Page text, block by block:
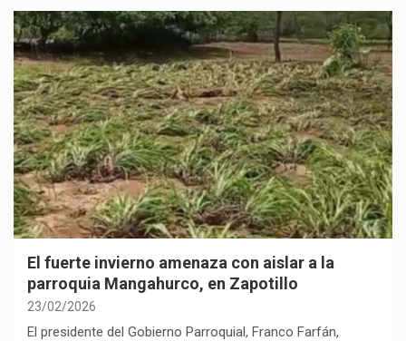
El fuerte invierno amenaza con aislar a la
parroquia Mangahurco, en Zapotillo
23/02/2026
El presidente del Gobierno Parroquial, Franco Farfán,